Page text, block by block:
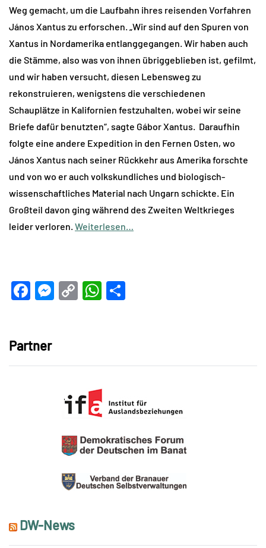
Weg gemacht, um die Laufbahn ihres reisenden Vorfahren
János Xantus zu erforschen. „Wir sind auf den Spuren von
Xantus in Nordamerika entlanggegangen. Wir haben auch
die Stämme, also was von ihnen übriggeblieben ist, gefilmt,
und wir haben versucht, diesen Lebensweg zu
rekonstruieren, wenigstens die verschiedenen
Schauplätze in Kalifornien festzuhalten, wobei wir seine
Briefe dafür benutzten“, sagte Gábor Xantus. Daraufhin
folgte eine andere Expedition in den Fernen Osten, wo
János Xantus nach seiner Rückkehr aus Amerika forschte
und von wo er auch volkskundliches und biologisch-
wissenschaftliches Material nach Ungarn schickte. Ein
Großteil davon ging während des Zweiten Weltkrieges
leider verloren. Weiterlesen…
Facebook
Messenger
CopyWhatsApp
Partner
DW-News